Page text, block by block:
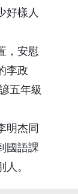
好樣人
，安慰
李政
五年級
明杰同
國語課
。